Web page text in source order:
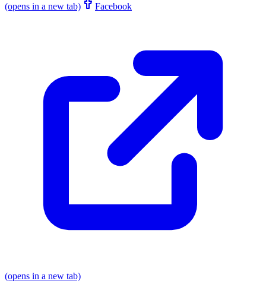
(opens in a new tab) Facebook
(opens in a new tab)